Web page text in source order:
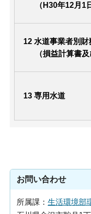
（H30年12月1
12 水道事業者別財
（損益計算書及
13 専用水道
お問い合わせ
所属課： 生活環境部